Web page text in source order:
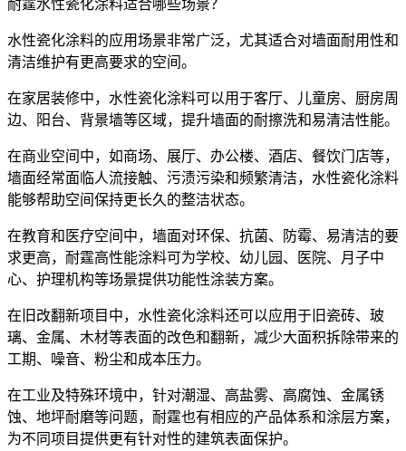
耐霆水性瓷化涂料适合哪些场景？
水性瓷化涂料的应用场景非常广泛，尤其适合对墙面耐用性和
清洁维护有更高要求的空间。
在家居装修中，水性瓷化涂料可以用于客厅、儿童房、厨房周
边、阳台、背景墙等区域，提升墙面的耐擦洗和易清洁性能。
在商业空间中，如商场、展厅、办公楼、酒店、餐饮门店等，
墙面经常面临人流接触、污渍污染和频繁清洁，水性瓷化涂料
能够帮助空间保持更长久的整洁状态。
在教育和医疗空间中，墙面对环保、抗菌、防霉、易清洁的要
求更高，耐霆高性能涂料可为学校、幼儿园、医院、月子中
心、护理机构等场景提供功能性涂装方案。
在旧改翻新项目中，水性瓷化涂料还可以应用于旧瓷砖、玻
璃、金属、木材等表面的改色和翻新，减少大面积拆除带来的
工期、噪音、粉尘和成本压力。
在工业及特殊环境中，针对潮湿、高盐雾、高腐蚀、金属锈
蚀、地坪耐磨等问题，耐霆也有相应的产品体系和涂层方案，
为不同项目提供更有针对性的建筑表面保护。